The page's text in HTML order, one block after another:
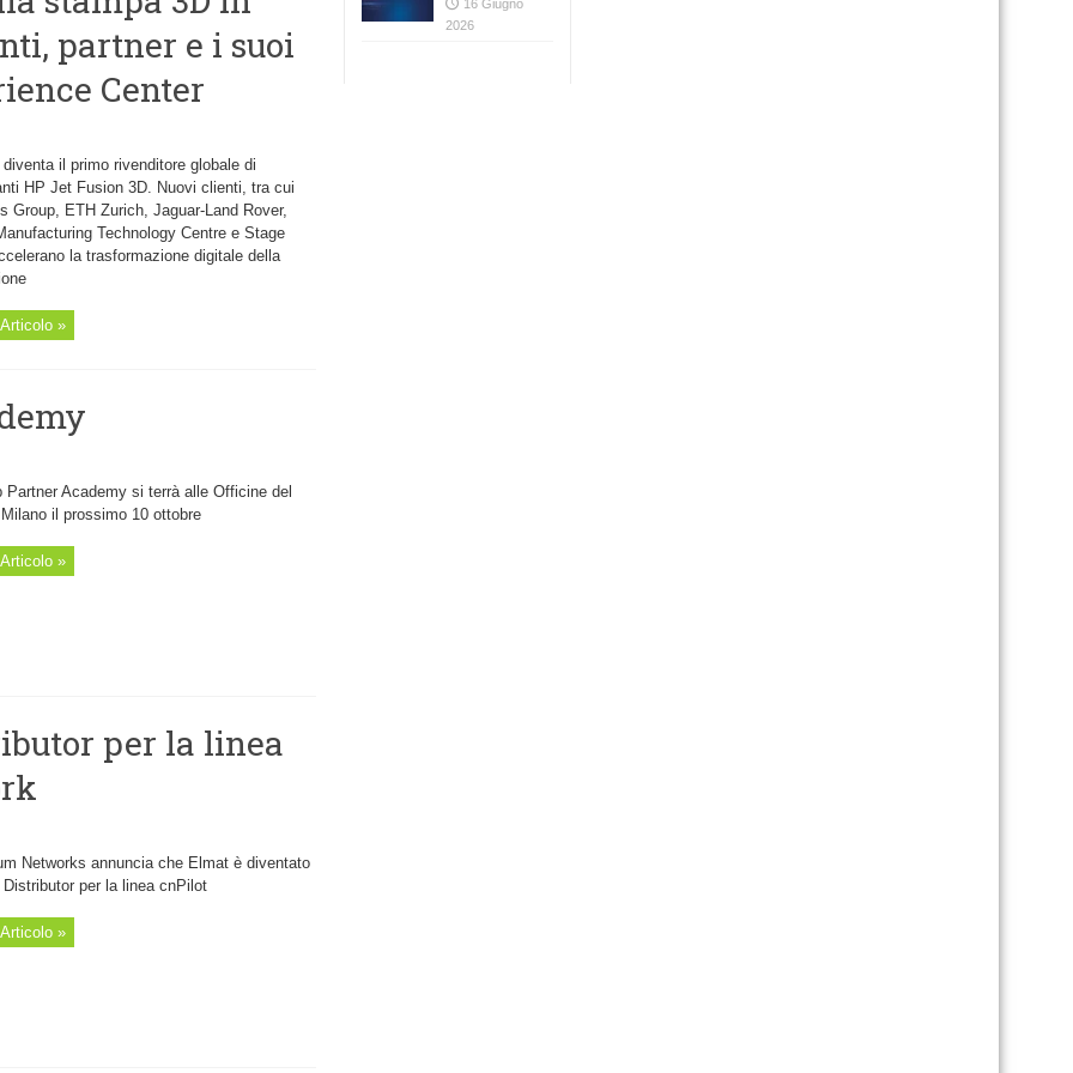
partner e i suoi
Center
diventa il primo rivenditore globale di
HP Jet Fusion 3D. Nuovi clienti, tra cui
Group, ETH Zurich, Jaguar-Land Rover,
Technology Centre e Stage
la trasformazione digitale della
»
Partner Academy si terrà alle Officine del
il prossimo 10 ottobre
»
per la linea
Networks annuncia che Elmat è diventato
Distributor per la linea cnPilot
»
16 Giugno
2026